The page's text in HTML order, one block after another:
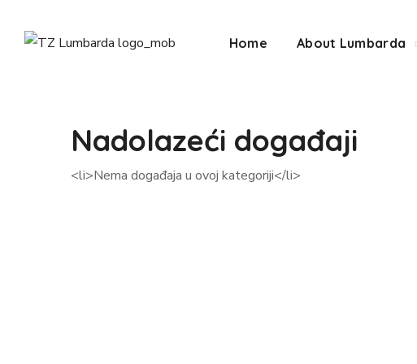
Home About Lumbarda
Nadolazeći događaji
<li>Nema događaja u ovoj kategoriji</li>